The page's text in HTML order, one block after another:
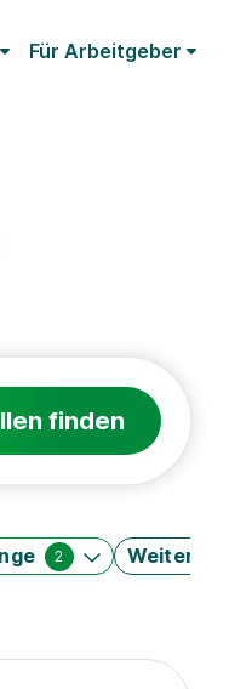
Für Arbeitgeber
finden
2 Weitere Filter